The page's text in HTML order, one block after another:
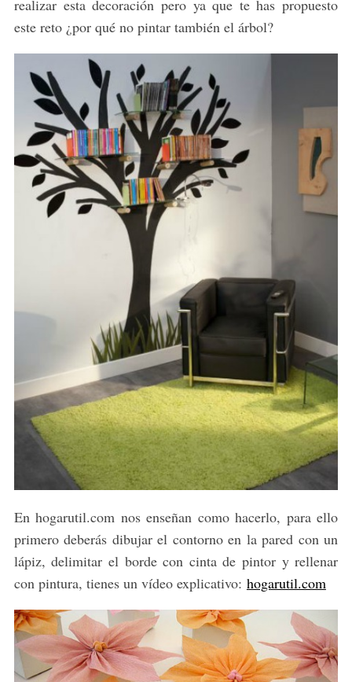
realizar esta decoración pero ya que te has propuesto
este reto ¿por qué no pintar también el árbol?
En hogarutil.com nos enseñan como hacerlo, para ello
primero deberás dibujar el contorno en la pared con un
lápiz, delimitar el borde con cinta de pintor y rellenar
con pintura, tienes un vídeo explicativo: hogarutil.com